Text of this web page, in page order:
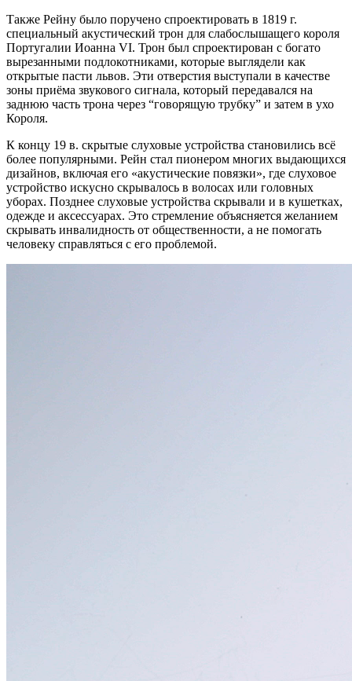
Также Рейну было поручено спроектировать в 1819 г.
специальный акустический трон для слабослышащего короля
Португалии Иоанна VI. Трон был спроектирован с богато
вырезанными подлокотниками, которые выглядели как
открытые пасти львов. Эти отверстия выступали в качестве
зоны приёма звукового сигнала, который передавался на
заднюю часть трона через “говорящую трубку” и затем в ухо
Короля.
К концу 19 в. скрытые слуховые устройства становились всё
более популярными. Рейн стал пионером многих выдающихся
дизайнов, включая его «акустические повязки», где слуховое
устройство искусно скрывалось в волосах или головных
уборах. Позднее слуховые устройства скрывали и в кушетках,
одежде и аксессуарах. Это стремление объясняется желанием
скрывать инвалидность от общественности, а не помогать
человеку справляться с его проблемой.